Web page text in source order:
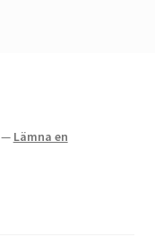
— Lämna en